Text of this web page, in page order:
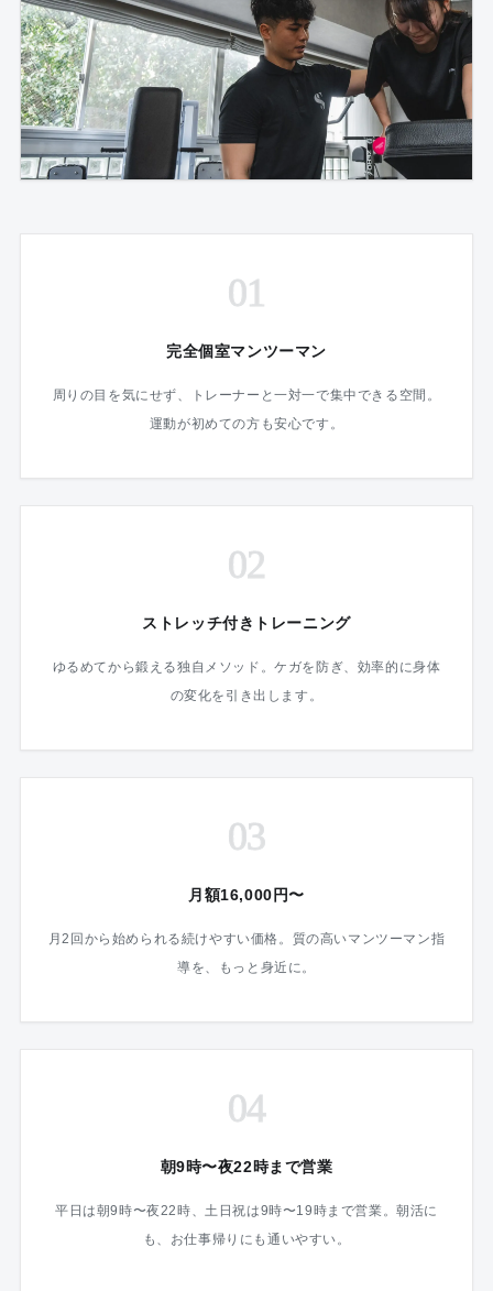
01
完全個室マンツーマン
周りの目を気にせず、トレーナーと一対一で集中できる空間。
運動が初めての方も安心です。
02
ストレッチ付きトレーニング
ゆるめてから鍛える独自メソッド。ケガを防ぎ、効率的に身体
の変化を引き出します。
03
月額16,000円〜
月2回から始められる続けやすい価格。質の高いマンツーマン指
導を、もっと身近に。
04
朝9時〜夜22時まで営業
平日は朝9時〜夜22時、土日祝は9時〜19時まで営業。朝活に
も、お仕事帰りにも通いやすい。